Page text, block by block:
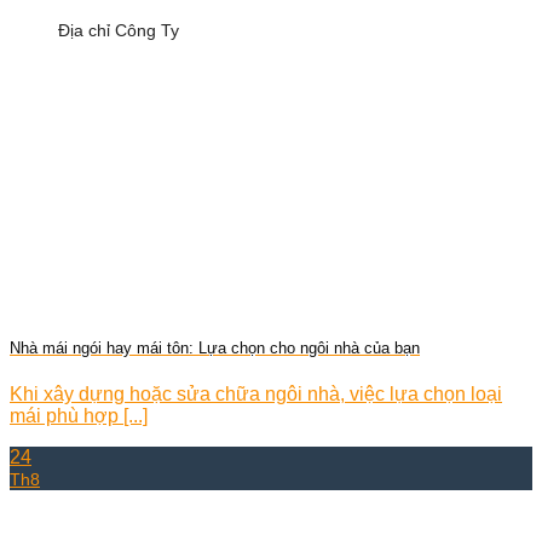
Địa chỉ Công Ty
Nhà mái ngói hay mái tôn: Lựa chọn cho ngôi nhà của bạn
Khi xây dựng hoặc sửa chữa ngôi nhà, việc lựa chọn loại
mái phù hợp [...]
24
Th8